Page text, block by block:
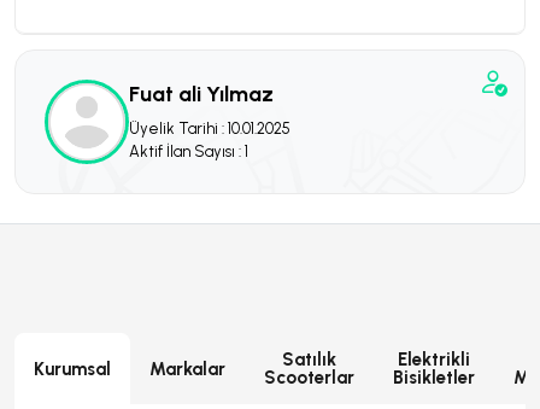
Fuat ali Yılmaz
Üyelik Tarihi : 10.01.2025
Aktif İlan Sayısı : 1
Kurumsal Markalar
Satılık
Scooterlar
Elektrikli
Bisikletler